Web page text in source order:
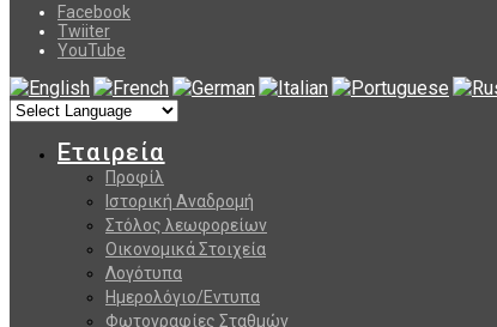
Facebook
Twiiter
YouTube
Εταιρεία
Προφίλ
Ιστορική Αναδρομή
Στόλος λεωφορείων
Οικονομικά Στοιχεία
Λογότυπα
Ημερολόγιο/Εντυπα
Φωτογραφίες Σταθμών